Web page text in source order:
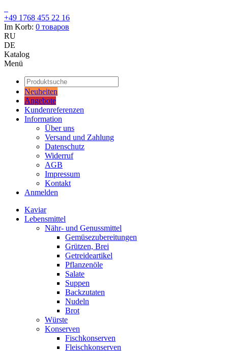
+49 1768 455 22 16
Im Korb: 0 товаров
RU
DE
Katalog
Menü
Neuheiten
Angebote
Kundenreferenzen
Information
Über uns
Versand und Zahlung
Datenschutz
Widerruf
AGB
Impressum
Kontakt
Anmelden
Kaviar
Lebensmittel
Nähr- und Genussmittel
Gemüsezubereitungen
Grützen, Brei
Getreideartikel
Pflanzenöle
Salate
Suppen
Backzutaten
Nudeln
Brot
Würste
Konserven
Fischkonserven
Fleischkonserven